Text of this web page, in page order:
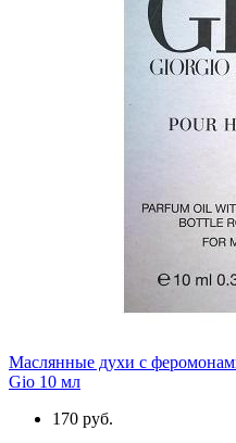
Маслянные духи с
Gio 10 мл
170 руб.